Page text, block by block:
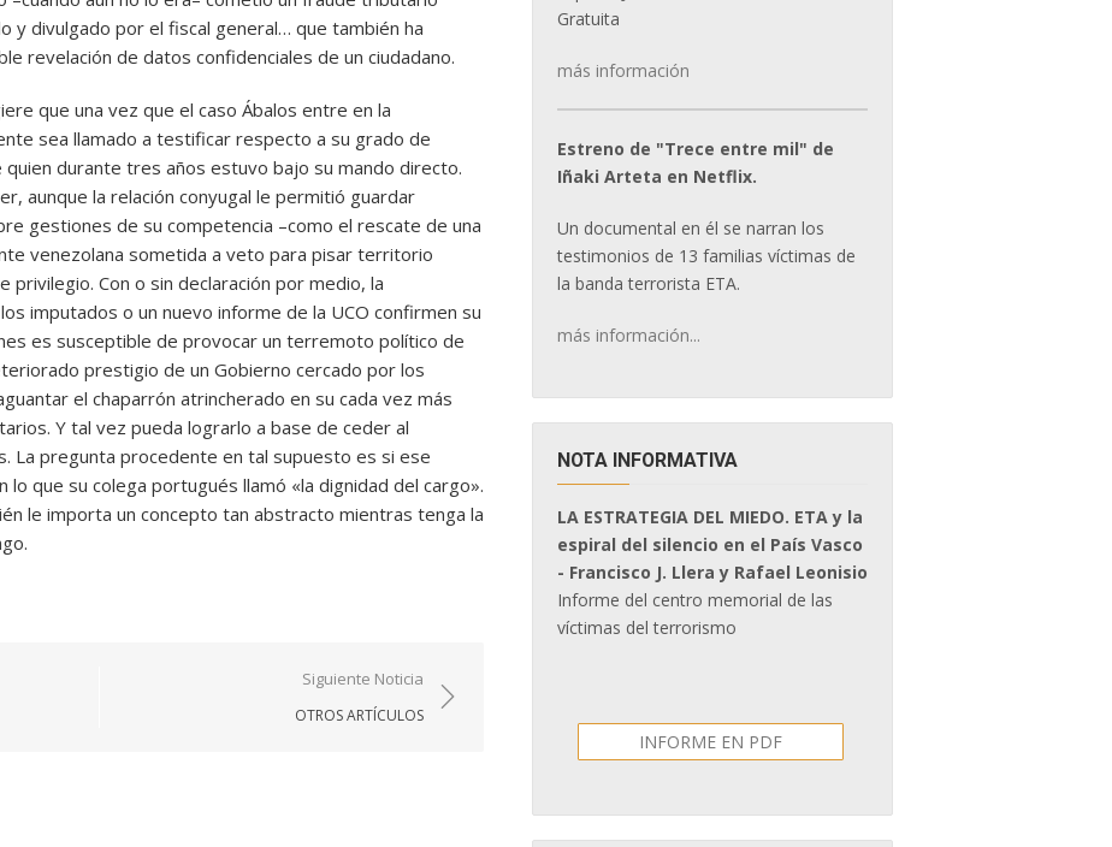
y divulgado por el fiscal general… que también ha
revelación de datos confidenciales de un ciudadano.
que una vez que el caso Ábalos entre en la
sea llamado a testificar respecto a su grado de
durante tres años estuvo bajo su mando directo.
aunque la relación conyugal le permitió guardar
gestiones de su competencia –como el rescate de una
venezolana sometida a veto para pisar territorio
Con o sin declaración por medio, la
imputados o un nuevo informe de la UCO confirmen su
es susceptible de provocar un terremoto político de
prestigio de un Gobierno cercado por los
el chaparrón atrincherado en su cada vez más
Y tal vez pueda lograrlo a base de ceder al
La pregunta procedente en tal supuesto es si ese
que su colega portugués llamó «la dignidad del cargo».
le importa un concepto tan abstracto mientras tenga la
Siguiente Noticia
OTROS ARTÍCULOS
Gratuita
más información
Estreno de "Trece entre mil" de
Iñaki Arteta en Netflix.
Un documental en él se narran los
testimonios de 13 familias víctimas de
la banda terrorista ETA.
más información...
NOTA INFORMATIVA
LA ESTRATEGIA DEL MIEDO. ETA y la
espiral del silencio en el País Vasco
- Francisco J. Llera y Rafael Leonisio
Informe del centro memorial de las
víctimas del terrorismo
INFORME EN PDF